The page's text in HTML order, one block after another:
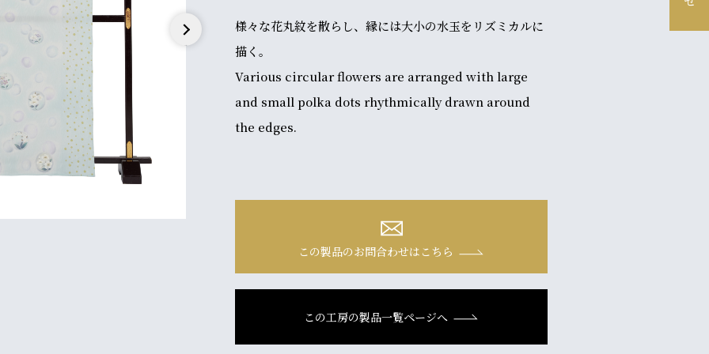
様々な花丸紋を散らし、縁には大小の水玉をリズミカルに
描く。
Various circular flowers are arranged with large
and small polka dots rhythmically drawn around
the edges.
この製品のお問合わせはこちら
この工房の製品一覧ページへ